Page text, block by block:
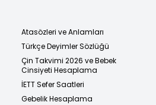
Atasözleri ve Anlamları
Türkçe Deyimler Sözlüğü
Çin Takvimi 2026 ve Bebek
Cinsiyeti Hesaplama
İETT Sefer Saatleri
Gebelik Hesaplama